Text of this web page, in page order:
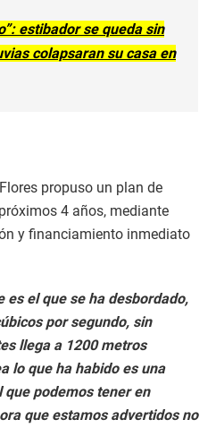
estibador se queda sin
colapsaran su casa en
propuso un plan de
4 años, mediante
y financiamiento inmediato
es el que se ha desbordado,
por segundo, sin
llega a 1200 metros
lo que ha habido es una
podemos tener en
que estamos advertidos no